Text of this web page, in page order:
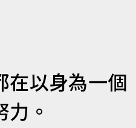
在以身為一個
力。